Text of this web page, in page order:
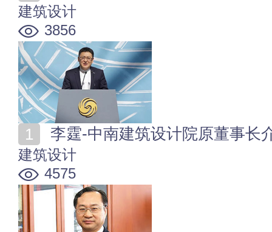
建筑设计
3856
李霆-中南建筑设计院原董事长
建筑设计
4575